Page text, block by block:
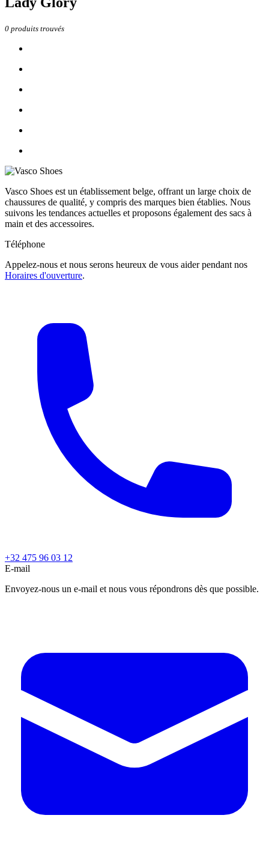
0 produits trouvés
Vasco Shoes est un établissement belge, offrant un large choix de
chaussures de qualité, y compris des marques bien établies. Nous
suivons les tendances actuelles et proposons également des sacs à
main et des accessoires.
Téléphone
Appelez-nous et nous serons heureux de vous aider pendant nos
Horaires d'ouverture.
+32 475 96 03 12
E-mail
Envoyez-nous un e-mail et nous vous répondrons dès que possible.